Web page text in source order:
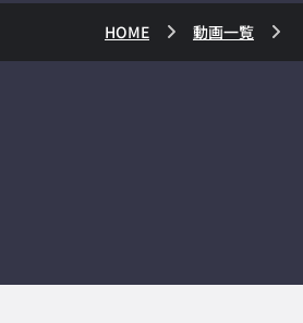
HOME 動画一覧